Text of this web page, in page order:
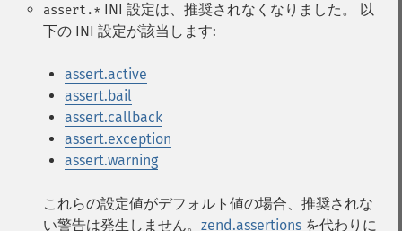
assert.* INI 設定は、推奨されなくなりました。 以
下の INI 設定が該当します:
assert.active
assert.bail
assert.callback
assert.exception
assert.warning
これらの設定値がデフォルト値の場合、推奨されな
い警告は発生しません。 zend.assertions を代わりに